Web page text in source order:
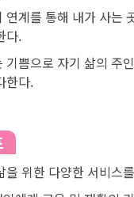
연계를 통해 내가 사는
다.
기쁨으로 자기 삶의 주
한다.
을 위한 다양한 서비스